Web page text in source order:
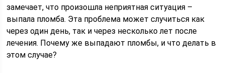
замечает, что произошла неприятная ситуация –
выпала пломба. Эта проблема может случиться как
через один день, так и через несколько лет после
лечения. Почему же выпадают пломбы, и что делать в
этом случае?